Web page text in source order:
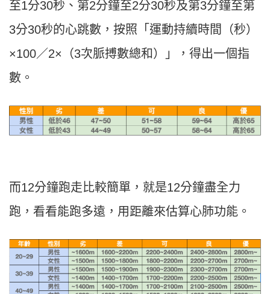
至1分30秒、第2分鐘至2分30秒及第3分鐘至第
3分30秒的心跳數，按照「運動持續時間（秒）
×100／2×（3次脈搏數總和）」，得出一個指
數。
而12分鐘跑走比較簡單，就是12分鐘盡全力
跑，看看能跑多遠，用距離來估算心肺功能。